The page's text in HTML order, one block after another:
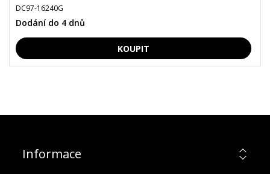
DC97-16240G
Dodání do 4 dnů
Informace